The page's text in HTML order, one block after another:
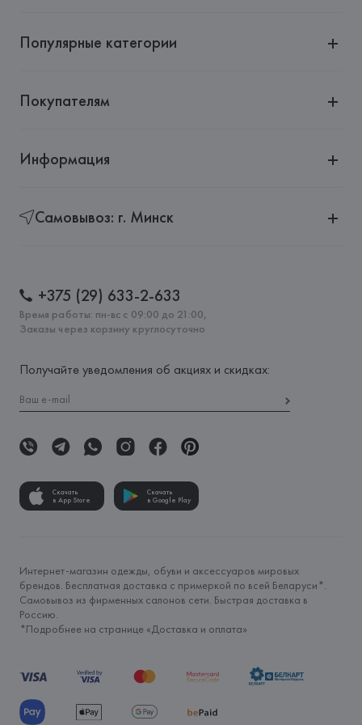
Популярные категории
Покупателям
Информация
Самовывоз: г. Минск
+375 (29) 633-2-633
Время работы: пн-вс с 09:00 до 21:00,
Заказы через корзину круглосуточно
Получайте уведомления об акциях и скидках:
Скачать
в App Store
Скачать
в Google Play
Интернет-магазин одежды, обуви и аксессуаров мировых
брендов. Бесплатная доставка с примеркой по всей Беларуси*.
Самовывоз из фирменных салонов сети. Быстрая доставка в
Россию.
*Подробнее на странице «Доставка и оплата»